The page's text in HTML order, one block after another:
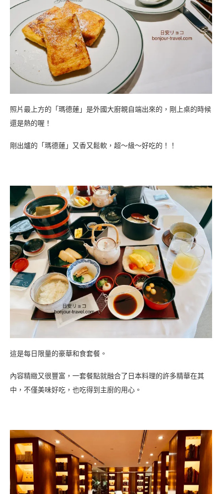
照片最上方的「瑪德蓮」是外國大廚親自端出來的，剛上桌的時候
還是熱的喔！
剛出爐的「瑪德蓮」又香又鬆軟，超～級～好吃的！！
這是每日限量的豪華和食套餐。
內容精緻又很豐富，一套餐點就融合了日本料理的許多精華在其
中，不僅美味好吃，也吃得到主廚的用心。